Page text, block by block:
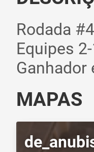
Rodada #4
Equipes 2-
MAPAS